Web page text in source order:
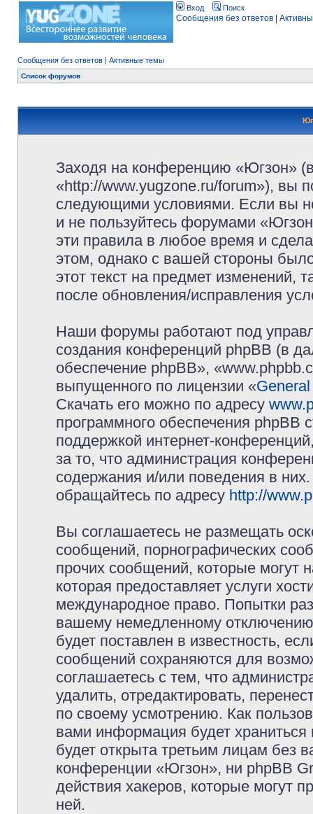
Вход Поиск
Сообщения без ответов
Сообщения без ответов | Активные темы
Список форумов
Заходя на конференцию «Югзон»
«http://www.yugzone.ru/forum»), вы
следующими условиями. Если вы
и не пользуйтесь форумами
эти правила в любое время и
этом, однако с вашей стороны
этот текст на предмет изменений,
после обновления/исправления
Наши форумы работают под
создания конференций phpBB (в
обеспечение phpBB»,
выпущенного по лицензии «
Скачать его можно по адресу
программного обеспечения phpBB
поддержкой интернет-
за то, что администрация
содержания и/или поведения в
обращайтесь по адресу http://
Вы соглашаетесь не размещать
сообщений, порнографических
прочих сообщений, которые могут
которая предоставляет услуги
международное право. Попытки
вашему немедленному
будет поставлен в известность,
сообщений сохраняются для
соглашаетесь с тем, что
удалить, отредактировать,
по своему усмотрению. Как
вами информация будет
будет открыта третьим лицам без
конференции «Югзон», ни phpBB
действия хакеров, которые могут
ней.